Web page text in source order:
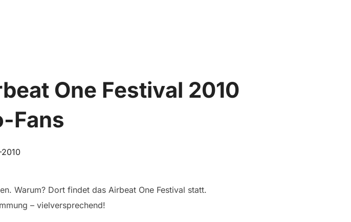
One Festival 2010
Fans
Warum? Dort findet das Airbeat One Festival statt.
– vielversprechend!